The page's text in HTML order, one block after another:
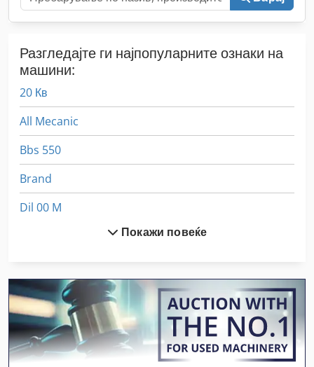
Разгледајте ги најпопуларните ознаки на
машини:
20 Кв
All Mecanic
Bbs 550
Brand
Dil 00 M
Ex Прес Центар
Fngj 20
Gastl Rg 200
Покажи повеќе